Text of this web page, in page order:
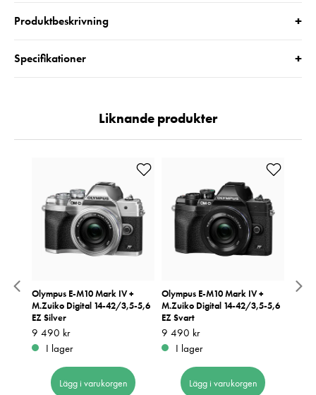
Produktbeskrivning +
Specifikationer +
Liknande produkter
Olympus E-M10 Mark IV +
M.Zuiko Digital 14-42/3,5-5,6
EZ Silver
Pris:9 490 kr
9 490 kr
I lager
Lägg i varukorgen
Olympus E-M10 Mark IV +
M.Zuiko Digital 14-42/3,5-5,6
EZ Svart
Pris:9 490 kr
9 490 kr
I lager
Lägg i varukorgen